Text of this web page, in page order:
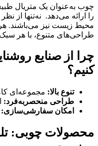
چوب به‌عنوان یک متریال
را ارائه می‌دهد. نه‌تنها از
محیط‌ زیست نیز می‌باشند.
طراحی‌های متنوع، با هر
چرا از صنایع
کنیم؟
تنوع بالا: مجموعه‌ای
طراحی منحصربه‌فرد:
امکان سفارشی‌سازی:
محصولات چوبی: